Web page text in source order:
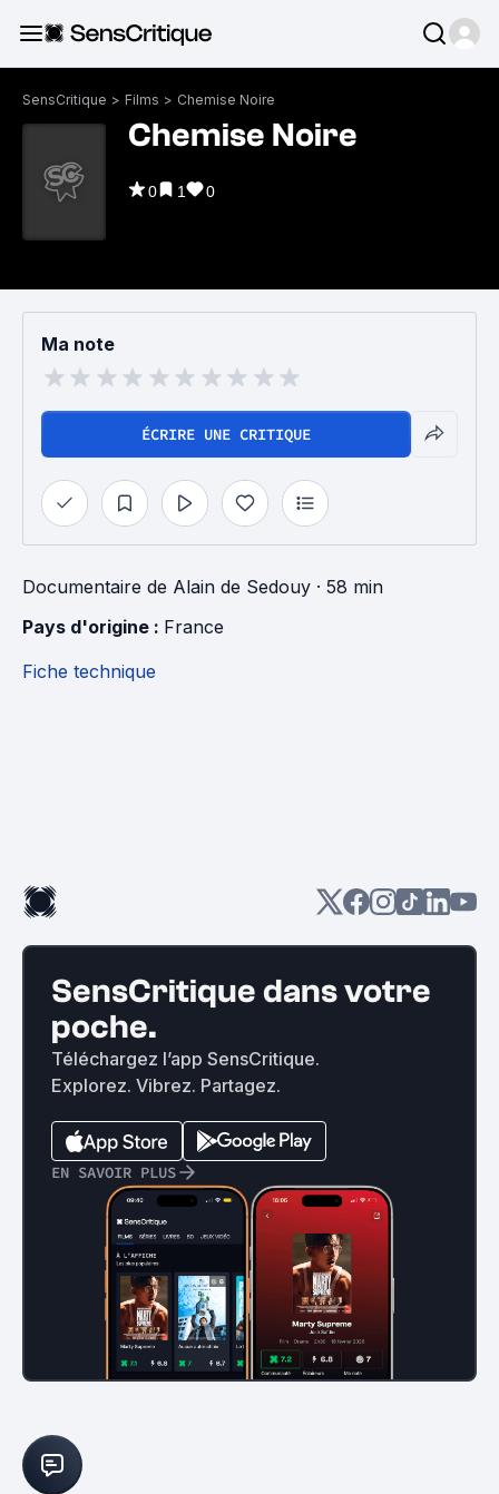
SensCritique > Films > Chemise Noire
Chemise Noire
0 1 0
Ma note
ÉCRIRE UNE CRITIQUE
Documentaire de Alain de Sedouy · 58 min
Pays d'origine : France
Fiche technique
SensCritique dans votre
poche.
Téléchargez l’app SensCritique.
Explorez. Vibrez. Partagez.
EN SAVOIR PLUS